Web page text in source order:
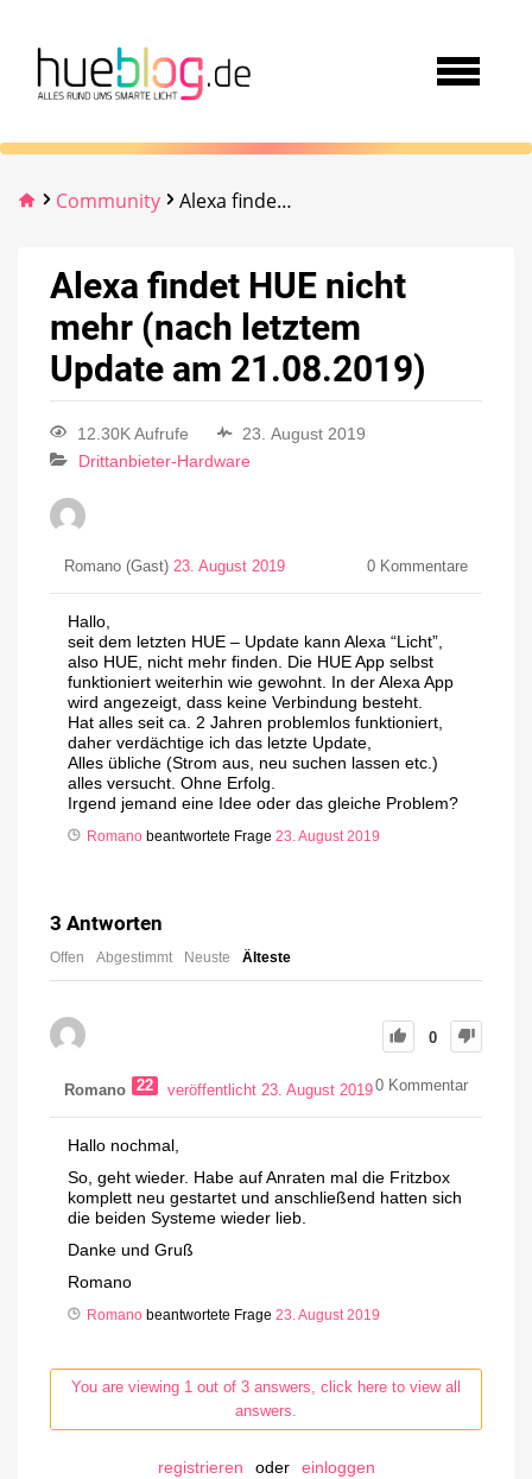
Community Alexa findet HUE nicht mehr (nach letztem Update am 21.08.2019)
Alexa findet HUE nicht
mehr (nach letztem
Update am 21.08.2019)
12.30K Aufrufe
23. August 2019
Drittanbieter-Hardware
Romano (Gast) 23. August 2019 0 Kommentare
Hallo,
seit dem letzten HUE – Update kann Alexa “Licht”,
also HUE, nicht mehr finden. Die HUE App selbst
funktioniert weiterhin wie gewohnt. In der Alexa App
wird angezeigt, dass keine Verbindung besteht.
Hat alles seit ca. 2 Jahren problemlos funktioniert,
daher verdächtige ich das letzte Update,
Alles übliche (Strom aus, neu suchen lassen etc.)
alles versucht. Ohne Erfolg.
Irgend jemand eine Idee oder das gleiche Problem?
Romano beantwortete Frage 23. August 2019
3 Antworten
Offen Abgestimmt Neuste Älteste
0
Romano 22 veröffentlicht 23. August 20190 Kommentar
Hallo nochmal,
So, geht wieder. Habe auf Anraten mal die Fritzbox
komplett neu gestartet und anschließend hatten sich
die beiden Systeme wieder lieb.
Danke und Gruß
Romano
Romano beantwortete Frage 23. August 2019
You are viewing 1 out of 3 answers, click here to view all
answers.
registrieren oder einloggen